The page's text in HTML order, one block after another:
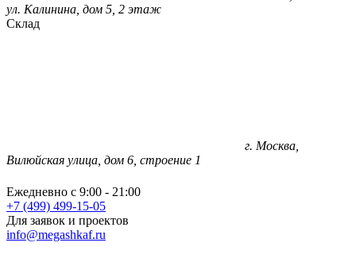
ул. Калинина, дом 5, 2 этаж
Склад
г. Москва,
Вилюйская улица, дом 6, строение 1
Ежедневно с 9:00 - 21:00
+7 (499) 499-15-05
Для заявок и проектов
info@megashkaf.ru